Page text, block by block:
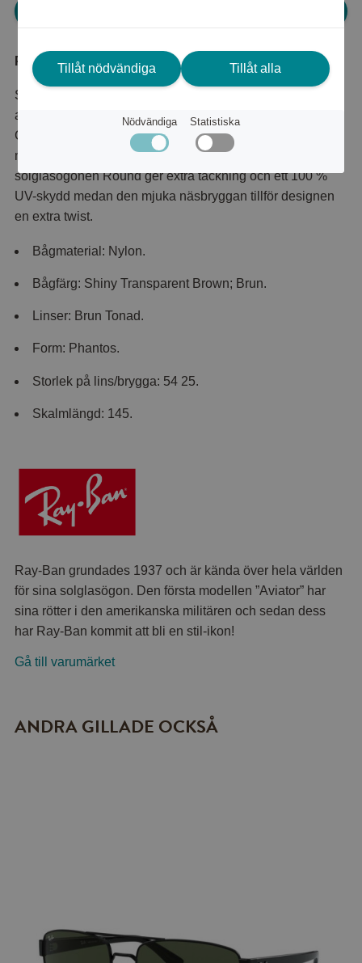
Produktbeskrivning
Solglasögonen Ray-Ban Erika RB4171 är den perfekta
accessoaren som fulländar vilken look som helst.
Glasögonen Ray-Ban Erika får din look att sticka ut i
mängden. Den överdimensionerade formen hos
solglasögonen Round ger extra täckning och ett 100 %
UV-skydd medan den mjuka näsbryggan tillför designen
en extra twist.
Bågmaterial: Nylon.
Bågfärg: Shiny Transparent Brown; Brun.
Linser: Brun Tonad.
Form: Phantos.
Storlek på lins/brygga: 54 25.
Skalmlängd: 145.
Ray-Ban grundades 1937 och är kända över hela världen
för sina solglasögon. Den första modellen ”Aviator” har
sina rötter i den amerikanska militären och sedan dess
har Ray-Ban kommit att bli en stil-ikon!
Gå till varumärket
ANDRA GILLADE OCKSÅ
Tillåt nödvändiga Tillåt alla
Nödvändiga Statistiska